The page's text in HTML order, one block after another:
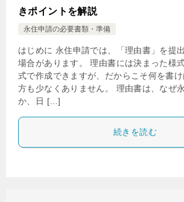
きポイントを解説
永住申請の必要書類・準備
はじめに 永住申請では、「理由書」を提
場合があります。 理由書には決まった様
式で作成できますが、だからこそ何を書
方も少なくありません。 理由書は、なぜ
か、日 […]
続きを読む